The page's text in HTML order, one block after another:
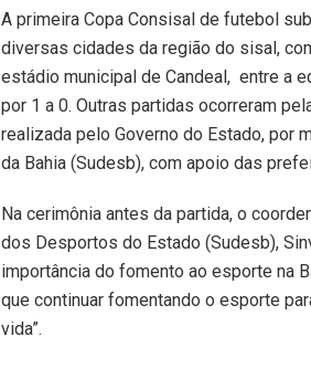
A primeira Copa Consisal de futebol
diversas cidades da região do sisal,
estádio municipal de Candeal, entre a
por 1 a 0. Outras partidas ocorreram
realizada pelo Governo do Estado, por
da Bahia (Sudesb), com apoio das
Na cerimônia antes da partida, o
dos Desportos do Estado (Sudesb),
importância do fomento ao esporte na
que continuar fomentando o esporte
vida”.